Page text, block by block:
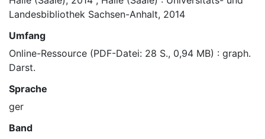
Landesbibliothek Sachsen-Anhalt, 2014
Umfang
Online-Ressource (PDF-Datei: 28 S., 0,94 MB) : graph.
Darst.
Sprache
ger
Band